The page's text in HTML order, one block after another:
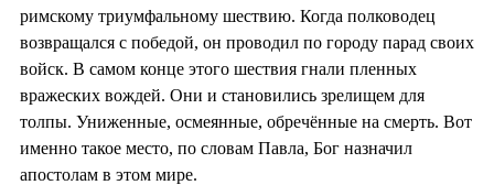
римскому триумфальному шествию. Когда полководец
возвращался с победой, он проводил по городу парад своих
войск. В самом конце этого шествия гнали пленных
вражеских вождей. Они и становились зрелищем для
толпы. Униженные, осмеянные, обречённые на смерть. Вот
именно такое место, по словам Павла, Бог назначил
апостолам в этом мире.